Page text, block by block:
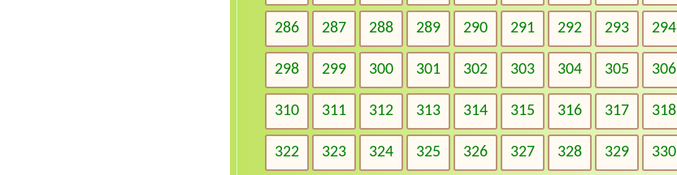
286 287 288 289 290 291 292 293 294
298 299 300 301 302 303 304 305 306
310 311 312 313 314 315 316 317 318
322 323 324 325 326 327 328 329 330